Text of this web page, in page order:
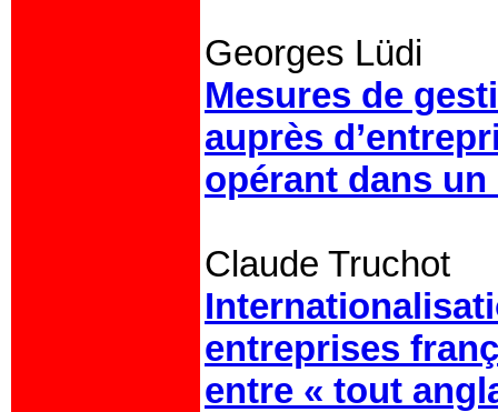
Georges Lüdi
Mesures de
auprès
opérant dans
Claude Truchot
entreprises
entre « tout